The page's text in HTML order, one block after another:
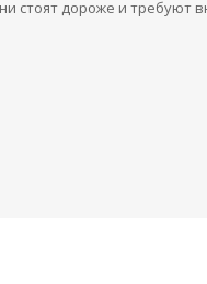
стоят дороже и требуют